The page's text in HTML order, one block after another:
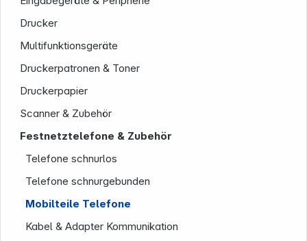
Drucker
Multifunktionsgeräte
Druckerpatronen & Toner
Druckerpapier
Scanner & Zubehör
Festnetztelefone & Zubehör
Telefone schnurlos
Telefone schnurgebunden
Mobilteile Telefone
Kabel & Adapter Kommunikation
Unternehmen